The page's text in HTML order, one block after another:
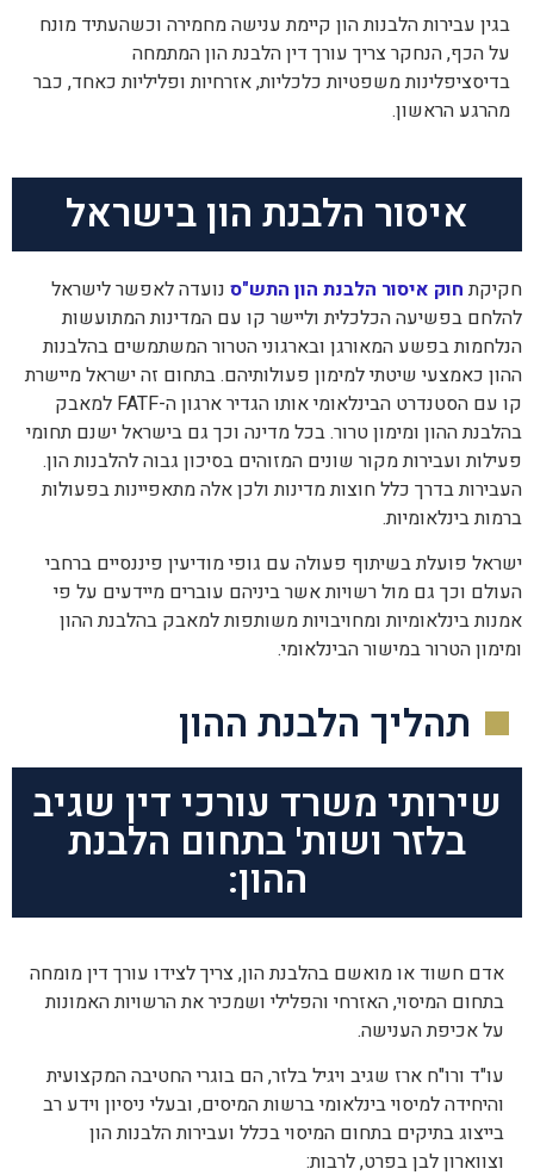
בגין עבירות הלבנות הון קיימת ענישה מחמירה וכשהעתיד מונח
על הכף, הנחקר צריך עורך דין הלבנת הון המתמחה
בדיסציפלינות משפטיות כלכליות, אזרחיות ופליליות כאחד, כבר
מהרגע הראשון.
איסור הלבנת הון בישראל
חקיקתחוק איסור הלבנת הון התש"ס נועדה לאפשר לישראל
להלחם בפשיעה הכלכלית וליישר קו עם המדינות המתועשות
הנלחמות בפשע המאורגן ובארגוני הטרור המשתמשים בהלבנות
ההון כאמצעי שיטתי למימון פעולותיהם. בתחום זה ישראל מיישרת
קו עם הסטנדרט הבינלאומי אותו הגדיר ארגון ה-FATF למאבק
בהלבנת ההון ומימון טרור. בכל מדינה וכך גם בישראל ישנם תחומי
פעילות ועבירות מקור שונים המזוהים בסיכון גבוה להלבנות הון.
העבירות בדרך כלל חוצות מדינות ולכן אלה מתאפיינות בפעולות
ברמות בינלאומיות.
ישראל פועלת בשיתוף פעולה עם גופי מודיעין פיננסיים ברחבי
העולם וכך גם מול רשויות אשר ביניהם עוברים מיידעים על פי
אמנות בינלאומיות ומחויבויות משותפות למאבק בהלבנת ההון
ומימון הטרור במישור הבינלאומי.
תהליך הלבנת ההון
שירותי משרד עורכי דין שגיב
בלזר ושות' בתחום הלבנת
ההון:
אדם חשוד או מואשם בהלבנת הון, צריך לצידו עורך דין מומחה
בתחום המיסוי, האזרחי והפלילי ושמכיר את הרשויות האמונות
על אכיפת הענישה.
עו"ד ורו"ח ארז שגיב ויגיל בלזר, הם בוגרי החטיבה המקצועית
והיחידה למיסוי בינלאומי ברשות המיסים, ובעלי ניסיון וידע רב
בייצוג בתיקים בתחום המיסוי בכלל ועבירות הלבנות הון
וצווארון לבן בפרט, לרבות: